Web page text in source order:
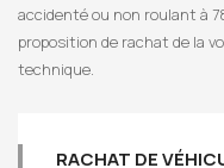
accidenté ou non roulant à
proposition de rachat de la
technique.
RACHAT DE